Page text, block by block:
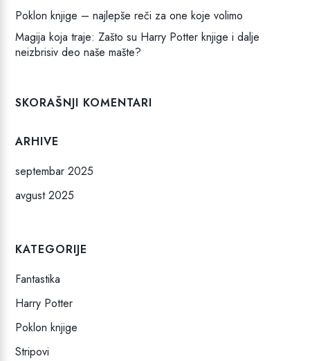
Poklon knjige – najlepše reči za one koje volimo
Magija koja traje: Zašto su Harry Potter knjige i dalje
neizbrisiv deo naše mašte?
SKORAŠNJI KOMENTARI
ARHIVE
septembar 2025
avgust 2025
KATEGORIJE
Fantastika
Harry Potter
Poklon knjige
Stripovi